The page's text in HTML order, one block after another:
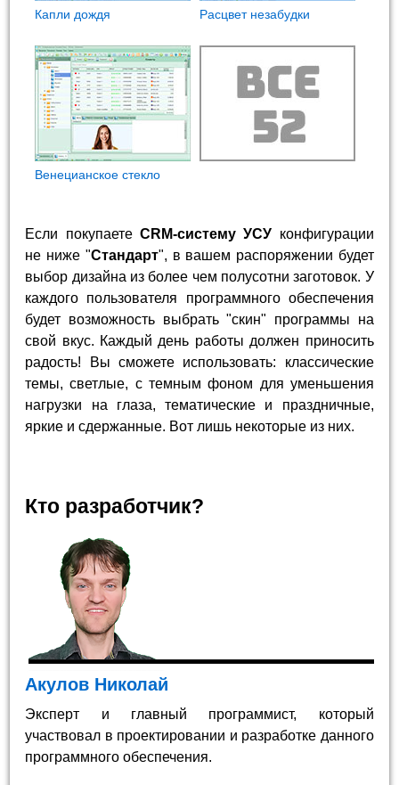
Капли дождя Расцвет незабудки
Венецианское стекло
Если покупаете CRM-систему УСУ конфигурации
не ниже "Стандарт", в вашем распоряжении будет
выбор дизайна из более чем полусотни заготовок. У
каждого пользователя программного обеспечения
будет возможность выбрать "скин" программы на
свой вкус. Каждый день работы должен приносить
радость! Вы сможете использовать: классические
темы, светлые, с темным фоном для уменьшения
нагрузки на глаза, тематические и праздничные,
яркие и сдержанные. Вот лишь некоторые из них.
Кто разработчик?
Акулов Николай
Эксперт и главный программист, который
участвовал в проектировании и разработке данного
программного обеспечения.